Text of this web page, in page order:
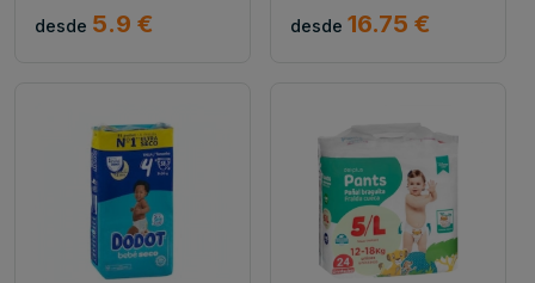
desde 5.9 € desde 16.75 €